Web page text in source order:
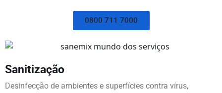
0800 711 7000
Sanitização
Desinfecção de ambientes e superfícies contra vírus,